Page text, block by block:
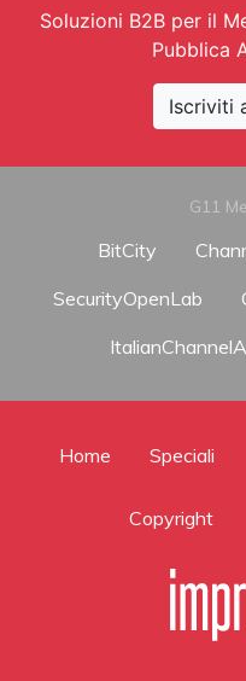
Soluzioni B2B per il
Pubblica
Iscriviti
G11
BitCity
SecurityOpenLab
Home Speciali
Copyright